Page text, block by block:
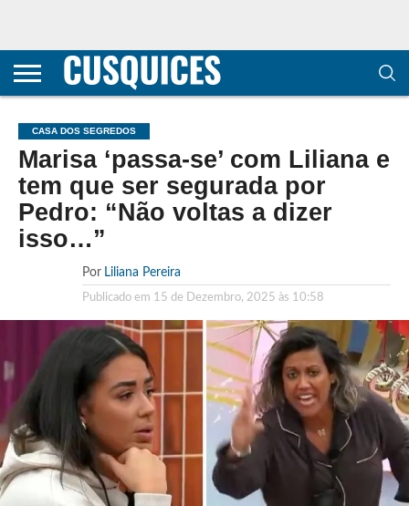
CONTACTOS
HOME
POLÍTICA DE
E COOKIES
SOBRE
TERMOS E
TRANSPARÊNCIA
METODOLOGIA
CASA DOS SEGREDOS
Marisa ‘passa-se’ com Liliana e
tem que ser segurada por
Pedro: “Não voltas a dizer
isso…”
Por Liliana Pereira
Publicado em 15 de Dezembro, 2025 às 10:58